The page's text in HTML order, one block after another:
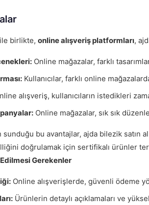
birlikte, online alışveriş platformları,
Online mağazalar, farklı
Kullanıcılar, farklı online
alışveriş, kullanıcıların istedikleri
Online mağazalar, sık sık
sunduğu bu avantajlar, ajda bilezik satın
doğrulamak için sertifikalı ürünler
Gerekenler
Online alışverişlerde, güvenli ödeme
Ürünlerin detaylı açıklamaları ve